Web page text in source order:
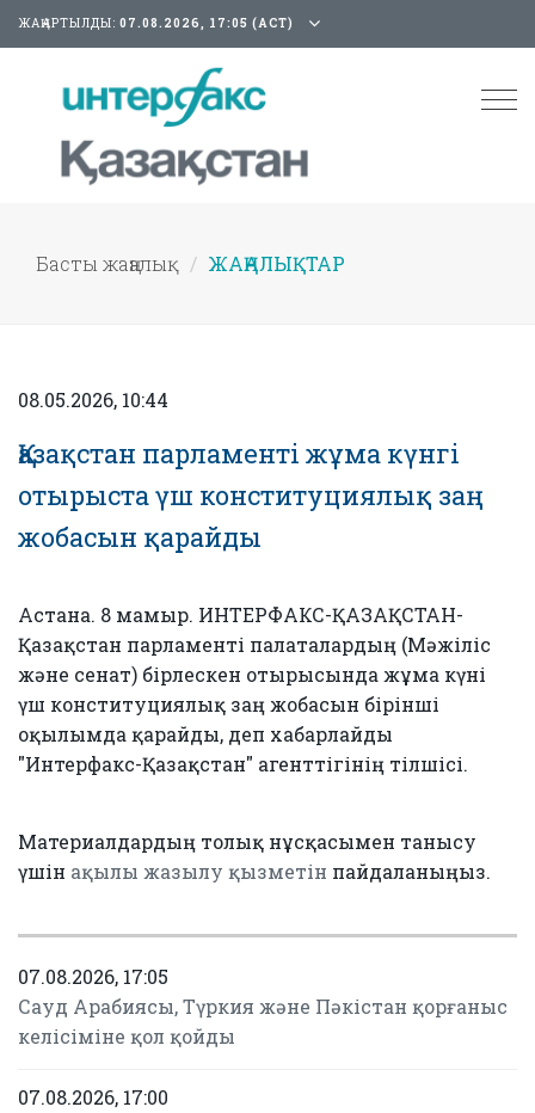
ЖАҢАРТЫЛДЫ: 07.08.2026, 17:05 (АСТ)
Басты жаңалық ЖАҢАЛЫҚТАР
08.05.2026, 10:44
Қазақстан парламенті жұма күнгі
отырыста үш конституциялық заң
жобасын қарайды
Астана. 8 мамыр. ИНТЕРФАКС-ҚАЗАҚСТАН-
Қазақстан парламенті палаталардың (Мәжіліс
және сенат) бірлескен отырысында жұма күні
үш конституциялық заң жобасын бірінші
оқылымда қарайды, деп хабарлайды
"Интерфакс-Қазақстан" агенттігінің тілшісі.
Материалдардың толық нұсқасымен танысу
үшін ақылы жазылу қызметін пайдаланыңыз.
07.08.2026, 17:05
Сауд Арабиясы, Түркия және Пәкістан қорғаныс
келісіміне қол қойды
07.08.2026, 17:00